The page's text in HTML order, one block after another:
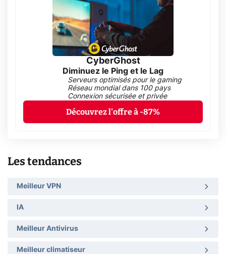
CyberGhost
Diminuez le Ping et le Lag
Serveurs optimisés pour le gaming
Réseau mondial dans 100 pays
Connexion sécurisée et privée
Découvrez l'offre à -87%
Les tendances
Meilleur VPN
IA
Meilleur Antivirus
Meilleur climatiseur